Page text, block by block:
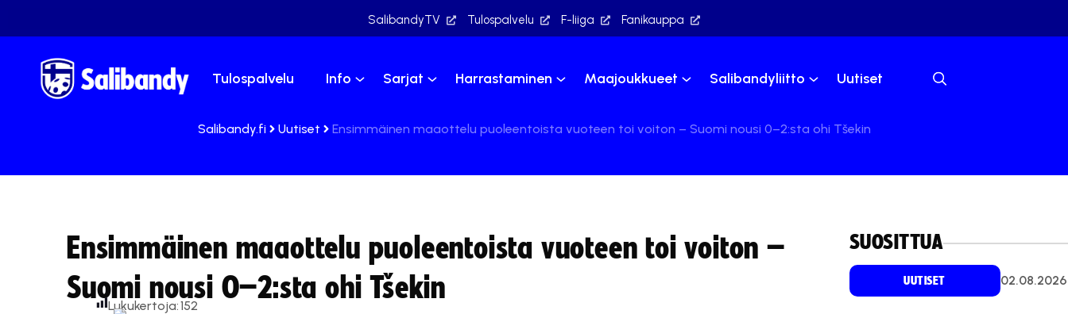
SalibandyTV Tulospalvelu F-liiga Fanikauppa
Tulospalvelu Info Sarjat Harrastaminen Maajoukkueet Salibandyliitto Uutiset
Salibandy.fi Uutiset Ensimmäinen maaottelu puoleentoista vuoteen toi voiton – Suomi nousi 0–2:sta ohi Tšekin
Ensimmäinen maaottelu puoleentoista vuoteen toi voiton –
Suomi nousi 0–2:sta ohi Tšekin
Lukukertoja:152
SUOSITTUA
UUTISET 02.08.2026